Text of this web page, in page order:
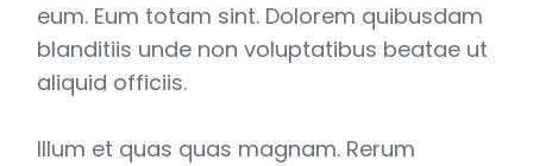
eum. Eum totam sint. Dolorem quibusdam
blanditiis unde non voluptatibus beatae ut
aliquid officiis.
Illum et quas quas magnam. Rerum